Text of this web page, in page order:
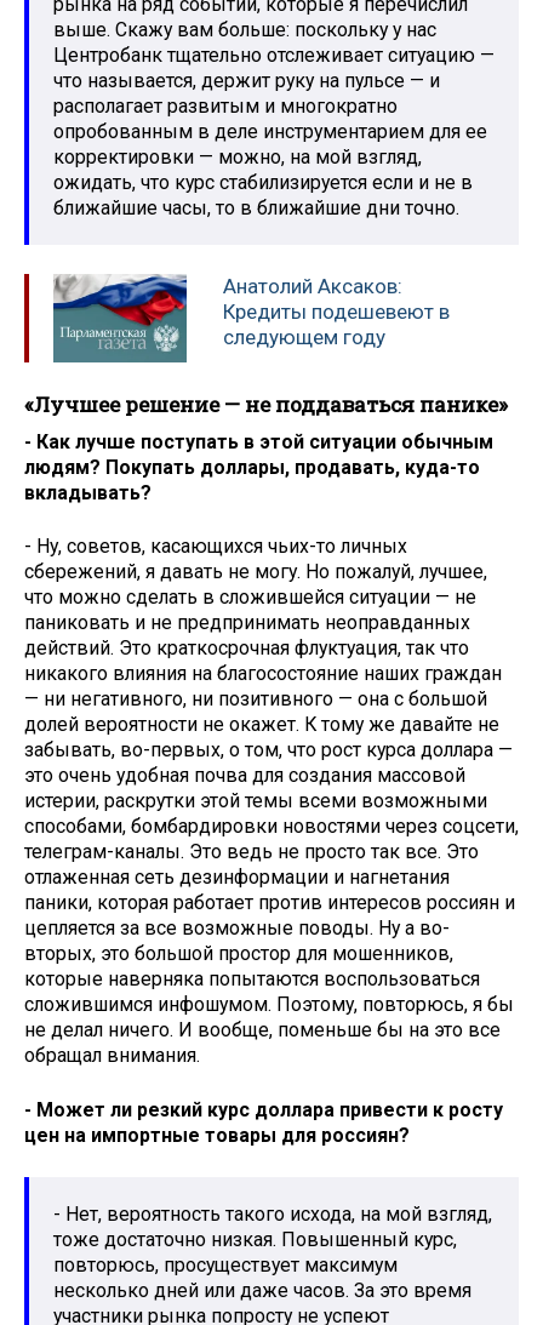
выше. Скажу вам больше: поскольку у нас
Центробанк тщательно отслеживает ситуацию —
что называется, держит руку на пульсе — и
располагает развитым и многократно
опробованным в деле инструментарием для ее
корректировки — можно, на мой взгляд,
ожидать, что курс стабилизируется если и не в
ближайшие часы, то в ближайшие дни точно.
Анатолий Аксаков:
Кредиты подешевеют в
следующем году
«Лучшее решение — не поддаваться панике»
- Как лучше поступать в этой ситуации обычным
людям? Покупать доллары, продавать, куда-то
вкладывать?
- Ну, советов, касающихся чьих-то личных
сбережений, я давать не могу. Но пожалуй, лучшее,
что можно сделать в сложившейся ситуации — не
паниковать и не предпринимать неоправданных
действий. Это краткосрочная флуктуация, так что
никакого влияния на благосостояние наших граждан
— ни негативного, ни позитивного — она с большой
долей вероятности не окажет. К тому же давайте не
забывать, во-первых, о том, что рост курса доллара —
это очень удобная почва для создания массовой
истерии, раскрутки этой темы всеми возможными
способами, бомбардировки новостями через соцсети,
телеграм-каналы. Это ведь не просто так все. Это
отлаженная сеть дезинформации и нагнетания
паники, которая работает против интересов россиян и
цепляется за все возможные поводы. Ну а во-
вторых, это большой простор для мошенников,
которые наверняка попытаются воспользоваться
сложившимся инфошумом. Поэтому, повторюсь, я бы
не делал ничего. И вообще, поменьше бы на это все
обращал внимания.
- Может ли резкий курс доллара привести к росту
цен на импортные товары для россиян?
- Нет, вероятность такого исхода, на мой взгляд,
тоже достаточно низкая. Повышенный курс,
повторюсь, просуществует максимум
несколько дней или даже часов. За это время
участники рынка попросту не успеют